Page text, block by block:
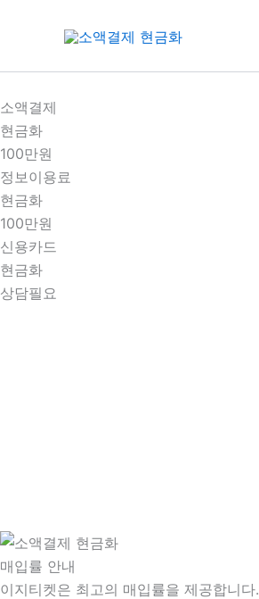
건
너
뛰
기
소액결제
현금화
100만원
정보이용료
현금화
100만원
신용카드
현금화
상담필요
매입률 안내
이지티켓은 최고의 매입률을 제공합니다.